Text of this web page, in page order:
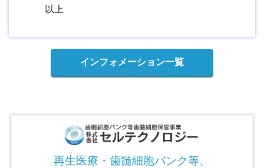
以上
インフォメーション一覧
再生医療・歯髄細胞バンク等、